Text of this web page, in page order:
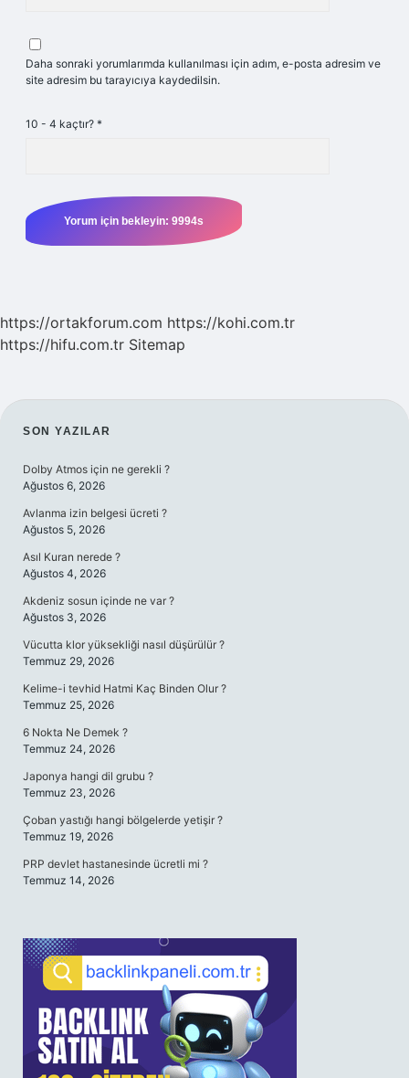
Daha sonraki yorumlarımda kullanılması için adım, e-posta adresim ve
site adresim bu tarayıcıya kaydedilsin.
10 - 4 kaçtır? *
https://ortakforum.com https://kohi.com.tr
https://hifu.com.tr Sitemap
SIDEBAR
SON YAZILAR
Dolby Atmos için ne gerekli ?
Ağustos 6, 2026
Avlanma izin belgesi ücreti ?
Ağustos 5, 2026
Asıl Kuran nerede ?
Ağustos 4, 2026
Akdeniz sosun içinde ne var ?
Ağustos 3, 2026
Vücutta klor yüksekliği nasıl düşürülür ?
Temmuz 29, 2026
Kelime-i tevhid Hatmi Kaç Binden Olur ?
Temmuz 25, 2026
6 Nokta Ne Demek ?
Temmuz 24, 2026
Japonya hangi dil grubu ?
Temmuz 23, 2026
Çoban yastığı hangi bölgelerde yetişir ?
Temmuz 19, 2026
PRP devlet hastanesinde ücretli mi ?
Temmuz 14, 2026